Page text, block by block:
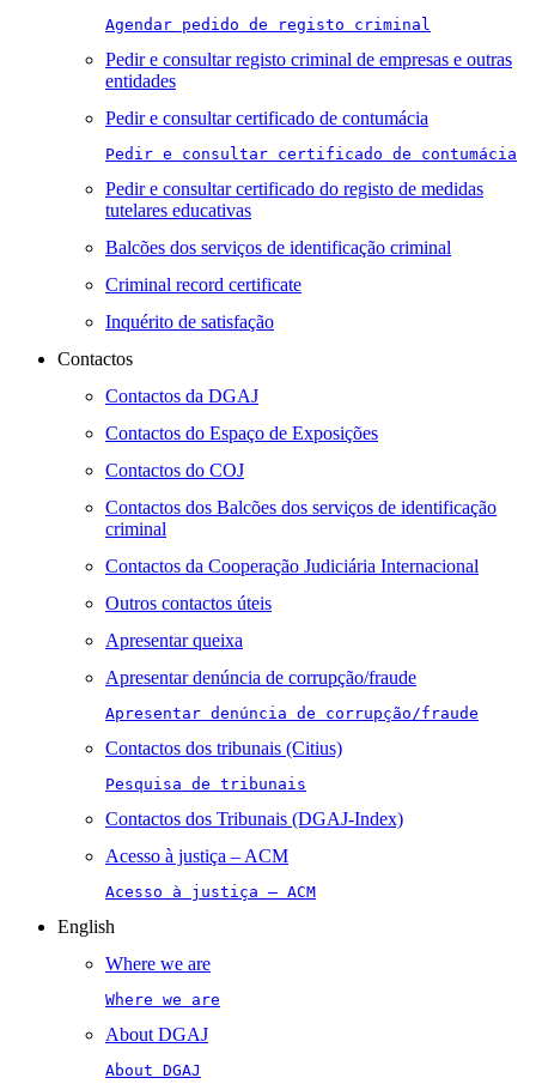
Agendar pedido de registo criminal
Pedir e consultar registo criminal de empresas e outras
entidades
Pedir e consultar certificado de contumácia
Pedir e consultar certificado de contumácia
Pedir e consultar certificado do registo de medidas
tutelares educativas
Balcões dos serviços de identificação criminal
Criminal record certificate
Inquérito de satisfação
Contactos
Contactos da DGAJ
Contactos do Espaço de Exposições
Contactos do COJ
Contactos dos Balcões dos serviços de identificação
criminal
Contactos da Cooperação Judiciária Internacional
Outros contactos úteis
Apresentar queixa
Apresentar denúncia de corrupção/fraude
Apresentar denúncia de corrupção/fraude
Contactos dos tribunais (Citius)
Pesquisa de tribunais
Contactos dos Tribunais (DGAJ-Index)
Acesso à justiça – ACM
Acesso à justiça – ACM
English
Where we are
Where we are
About DGAJ
About DGAJ